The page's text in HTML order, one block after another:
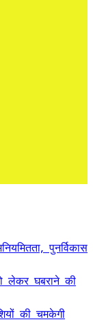
पुनर्विकास
लेकर घबराने की
की चमकेगी